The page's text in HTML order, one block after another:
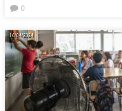
0
16/04/2024